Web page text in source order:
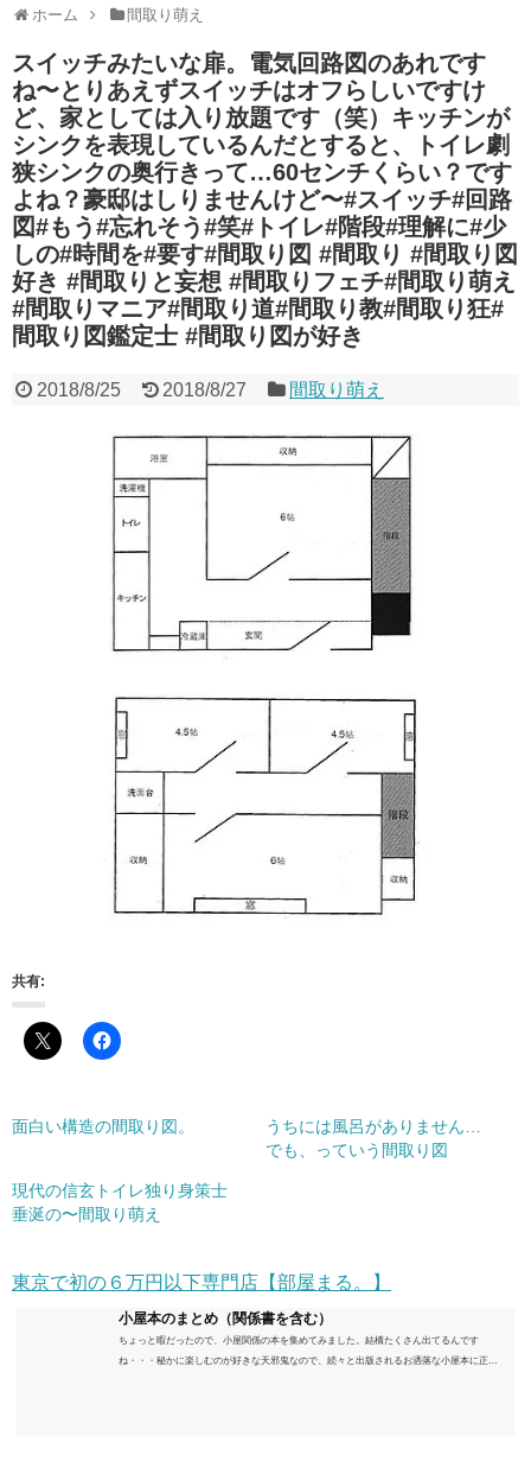
ホーム 間取り萌え
スイッチみたいな扉。電気回路図のあれです
ね〜とりあえずスイッチはオフらしいですけ
ど、家としては入り放題です（笑）キッチンが
シンクを表現しているんだとすると、トイレ劇
狭︎シンクの奥行きって…60センチくらい？です
よね？豪邸はしりませんけど〜#スイッチ#回路
図#もう#忘れそう#笑#トイレ#階段#理解に#少
しの#時間を#要す#間取り図 #間取り #間取り図
好き #間取りと妄想 #間取りフェチ#間取り萌え
#間取りマニア#間取り道#間取り教#間取り狂#
間取り図鑑定士 #間取り図が好き
2018/8/25 2018/8/27 間取り萌え
共有:
面白い構造の間取り図。
うちには風呂がありません…
でも、っていう間取り図
現代の信玄トイレ独り身策士
垂涎の〜間取り萌え
東京で初の６万円以下専門店【部屋まる。】
小屋本のまとめ（関係書を含む）
ちょっと暇だったので、小屋関係の本を集めてみました。結構たくさん出てるんです
ね・・・秘かに楽しむのが好きな天邪鬼なので、続々と出版されるお洒落な小屋本に正直